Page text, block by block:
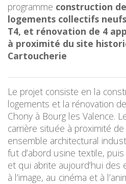
programme construction
logements collectifs
T4, et rénovation de 4
à proximité du site
Cartoucherie
Le projet consiste en la
logements et la rénovation
Chony à Bourg les Valence.
carrière située à proximité
ensemble architectural
fut d’abord usine textile,
et qui abrite aujourd’hui des
à l’image, au cinéma et à